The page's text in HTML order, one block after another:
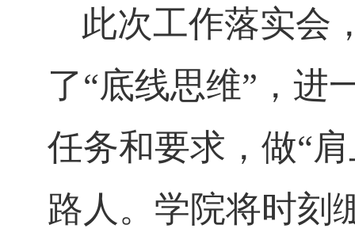
此次工作落实会
了“底线思维”，进
任务和要求，做“
路人。学院将时刻